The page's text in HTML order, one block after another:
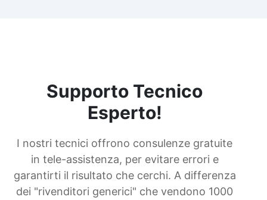
Supporto Tecnico
Esperto!
I nostri tecnici offrono consulenze gratuite
in tele-assistenza, per evitare errori e
garantirti il risultato che cerchi. A differenza
dei "rivenditori generici" che vendono 1000